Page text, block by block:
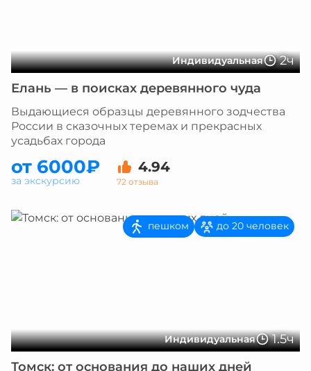
Индивидуальная 2ч
Елань — в поисках деревянного чуда
Выдающиеся образцы деревянного зодчества
России в сказочных теремах и прекрасных
усадьбах города
от 6000₽ 4.94
72 отзыва
за экскурсию
Индивидуальная 1.5ч
пешком до 20 человек
Томск: от основания до наших дней